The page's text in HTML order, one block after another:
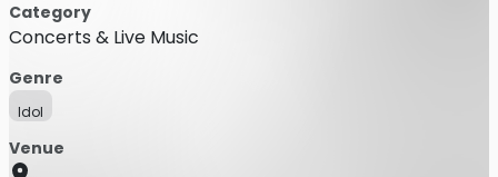
Category
Concerts & Live Music
Genre
Idol
Venue